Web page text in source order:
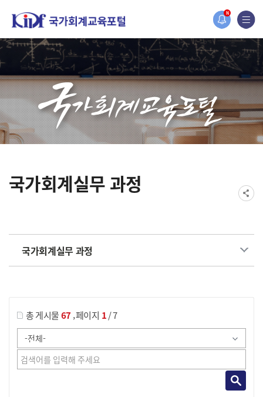
N
홈페이지가 새롭게 개편되었습니다.
한국조세재정연구원홈페이지가 새롭게 개설되었습니다.
국가회계실무 과정
국가회계실무 과정
총 게시물67,페이지 1/ 7